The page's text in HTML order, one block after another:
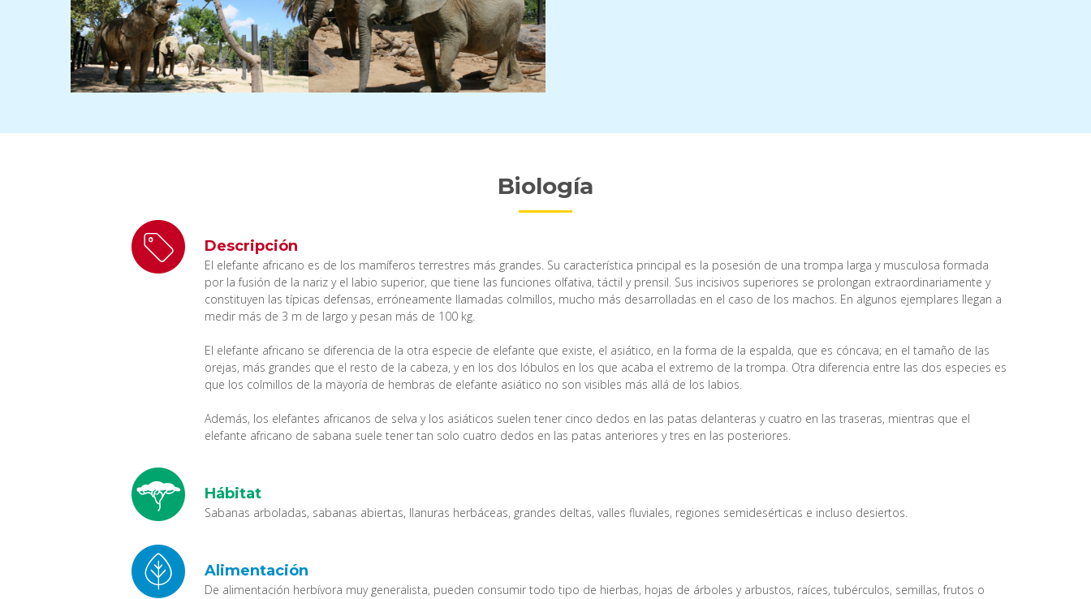
Biología
Descripción
El elefante africano es de los mamíferos terrestres más grandes. Su característica principal es la posesión de una trompa larga y musculosa formada
por la fusión de la nariz y el labio superior, que tiene las funciones olfativa, táctil y prensil. Sus incisivos superiores se prolongan extraordinariamente y
constituyen las típicas defensas, erróneamente llamadas colmillos, mucho más desarrolladas en el caso de los machos. En algunos ejemplares llegan a
medir más de 3 m de largo y pesan más de 100 kg.
El elefante africano se diferencia de la otra especie de elefante que existe, el asiático, en la forma de la espalda, que es cóncava; en el tamaño de las
orejas, más grandes que el resto de la cabeza, y en los dos lóbulos en los que acaba el extremo de la trompa. Otra diferencia entre las dos especies es
que los colmillos de la mayoría de hembras de elefante asiático no son visibles más allá de los labios.
Además, los elefantes africanos de selva y los asiáticos suelen tener cinco dedos en las patas delanteras y cuatro en las traseras, mientras que el
elefante africano de sabana suele tener tan solo cuatro dedos en las patas anteriores y tres en las posteriores.
Hábitat
Sabanas arboladas, sabanas abiertas, llanuras herbáceas, grandes deltas, valles fluviales, regiones semidesérticas e incluso desiertos.
Alimentación
De alimentación herbívora muy generalista, pueden consumir todo tipo de hierbas, hojas de árboles y arbustos, raíces, tubérculos, semillas, frutos o